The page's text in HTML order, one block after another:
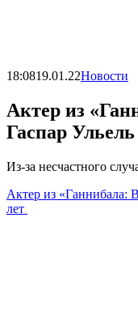
18:0819.01.22Новости
Актер из
Гаспар
Из-за несчастного
Актер из «Ганнибала:
лет